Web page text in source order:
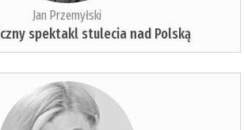
Jan Przemyłski
spektakl stulecia nad Polską